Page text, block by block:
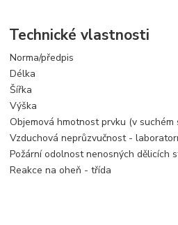
Technické vlastnosti
Norma/předpis
Délka
Šířka
Výška
Objemová hmotnost prvku (v suchém
Vzduchová neprůzvučnost -
Požární odolnost nenosných dělicích
Reakce na oheň - třída